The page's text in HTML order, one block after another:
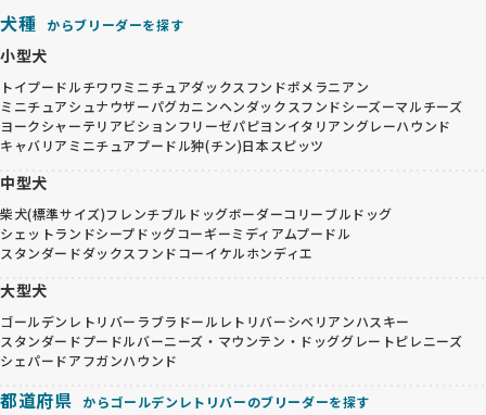
犬種 からブリーダーを探す
小型犬
トイプードルチワワミニチュアダックスフンドポメラニアン
ミニチュアシュナウザーパグカニンヘンダックスフンドシーズーマルチーズ
ヨークシャーテリアビションフリーゼパピヨンイタリアングレーハウンド
キャバリア ミニチュアプードル狆(チン)日本スピッツ
中型犬
柴犬(標準サイズ)フレンチブルドッグボーダーコリーブルドッグ
シェットランドシープドッグコーギーミディアムプードル
スタンダードダックスフンドコーイケルホンディエ
大型犬
ゴールデンレトリバー ラブラドールレトリバーシベリアンハスキー
スタンダードプードルバーニーズ・マウンテン・ドッググレートピレニーズ
シェパードアフガンハウンド
都道府県 からゴールデンレトリバーのブリーダーを探す